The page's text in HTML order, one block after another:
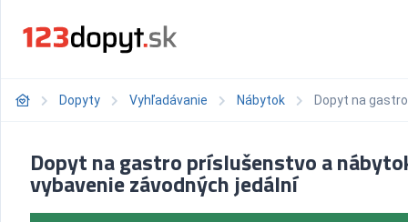
Dopyty Vyhľadávanie Nábytok Dopyt na
Dopyt na gastro príslušenstvo a
vybavenie závodných jedální